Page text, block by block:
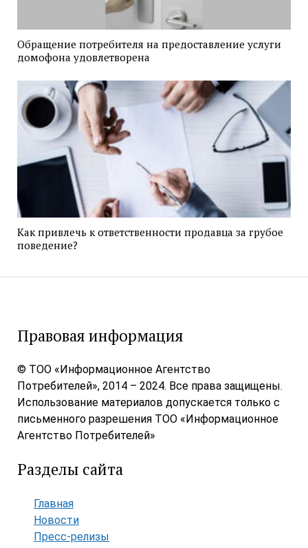
Обращение потребителя на предоставление услуги
домофона удовлетворена
Как привлечь к ответственности продавца за грубое
поведение?
Правовая информация
© ТОО «Информационное Агентство
Потребителей», 2014 – 2024. Все права защищены.
Использование материалов допускается только с
письменного разрешения ТОО «Информационное
Агентство Потребителей»
Разделы сайта
Главная
Новости
Пресс-релизы